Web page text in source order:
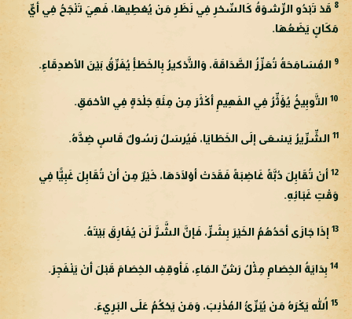
8 قَدْ تَبْدُو الرِّشوَةُ كَالسِّحْرِ فِي نَظَرِ مَنْ يُعْطِيهَا، فَهِيَ تَنْجَحُ فِي أيِّ
مَكَانٍ يَضَعُهَا.
9 المُسَامَحَةُ تُعَزِّزُ الصَّدَاقَةَ، وَالتَّذكيرُ بِالخَطَأِ يُفَرِّقُ بَيْنَ الأصْدِقَاءِ.
10 التَّوبِيخُ يُؤَثِّرُ فِي الفَهِيمِ أكْثَرَ مِنْ مِئَةِ جَلْدَةٍ فِي الأحْمَقِ.
11 الشِّرِّيرُ يَسْعَى إلَى الخَطَايَا، فَيُرسَلُ رَسُولٌ قَاسٍ ضِدَّهُ.
12 أنْ تُقَابِلَ دُبَّةً غَاضِبَةً فَقَدَتْ أوْلَادَهَا، خَيْرٌ مِنْ أنْ تُقَابِلَ غَبِيًّا فِي
وَقْتِ غَبَائِهِ.
13 إذَا جَازَى أحَدُهُمُ الخَيْرَ بِشَرٍّ، فَإنَّ الشَّرَّ لَنْ يُفَارِقَ بَيْتَهُ.
14 بِدَايَةُ الخِصَامِ مِثْلُ رَشِّ المَاءِ، فَأوقِفِ الخِصَامَ قَبْلَ أنْ يَنْفَجِرَ.
15 اللهُ يَكْرَهُ مَنْ يُبَرِّئُ المُذْنِبَ، وَمَنْ يَحْكُمُ عَلَى البَرِيءَ.